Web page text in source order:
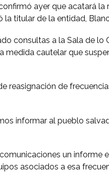
ayer que acatará
la titular de la entidad,
consultas a la Sala de lo
cautelar que
reasignación de
informar al pueblo
un informe
asociados a esa